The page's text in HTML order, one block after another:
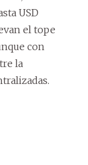
USD
el tope
con
la